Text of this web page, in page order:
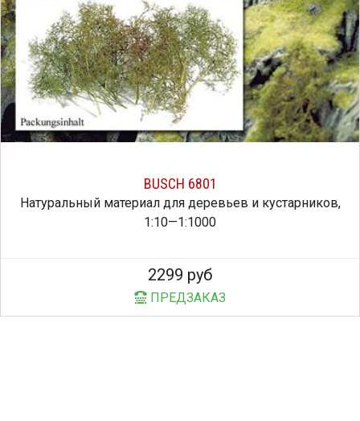
BUSCH 6801
Натуральный материал для деревьев и кустарников,
1:10—1:1000
2299 руб
ПРЕДЗАКАЗ